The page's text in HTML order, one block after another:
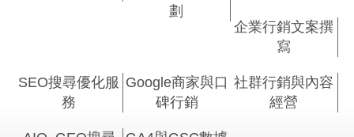
劃
企業行銷文案撰
寫
SEO搜尋優化服
務
Google商家與口
碑行銷
社群行銷與內容
經營